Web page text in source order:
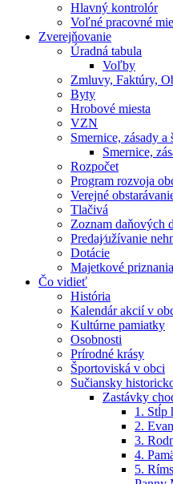
Hlavný kontrolór
Voľné pracovné
Zverejňovanie
Úradná tabula
Voľby
Zmluvy, Faktúry,
Byty
Hrobové miesta
VZN
Smernice, zásady a
Smernice,
Rozpočet
Program rozvoja
Verejné
Tlačivá
Zoznam daňových
Predaj⁄užívanie
Dotácie
Majetkové priznania
Čo vidieť
História
Kalendár akcií v
Kultúrne pamiatky
Osobnosti
Prírodné krásy
Športoviská v obci
Sučiansky
Zastávky
1. Stĺp
2.
3.
4.
5.